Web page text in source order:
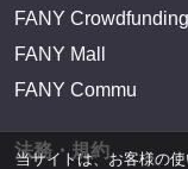
FANY Crowdfunding
FANY Mall
FANY Commu
法務・規約
当サイトは、お客様の